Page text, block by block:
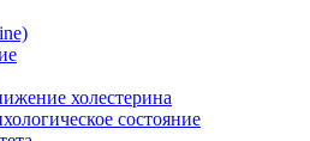
холестерина
состояние